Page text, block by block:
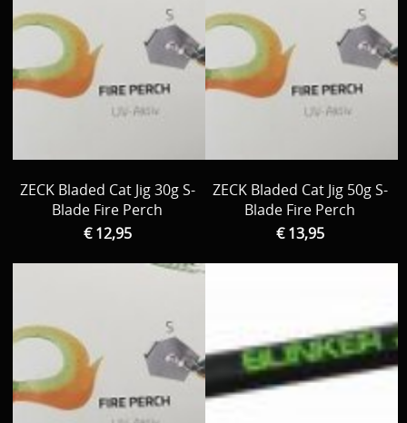
ZECK Bladed Cat Jig 30g S-
Blade Fire Perch
€ 12,95
ZECK Bladed Cat Jig 50g S-
Blade Fire Perch
€ 13,95